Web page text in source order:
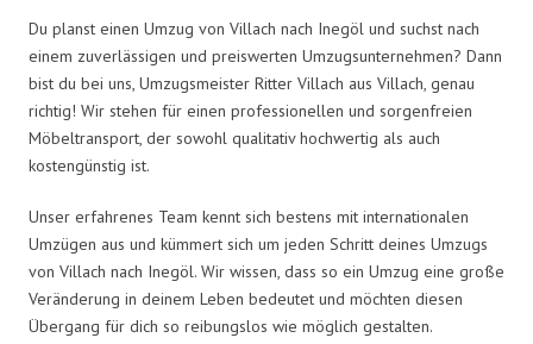
Du planst einen Umzug von Villach nach Inegöl und suchst nach
einem zuverlässigen und preiswerten Umzugsunternehmen? Dann
bist du bei uns, Umzugsmeister Ritter Villach aus Villach, genau
richtig! Wir stehen für einen professionellen und sorgenfreien
Möbeltransport, der sowohl qualitativ hochwertig als auch
kostengünstig ist.
Unser erfahrenes Team kennt sich bestens mit internationalen
Umzügen aus und kümmert sich um jeden Schritt deines Umzugs
von Villach nach Inegöl. Wir wissen, dass so ein Umzug eine große
Veränderung in deinem Leben bedeutet und möchten diesen
Übergang für dich so reibungslos wie möglich gestalten.